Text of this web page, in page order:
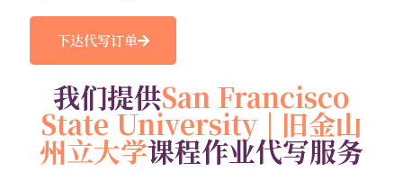
下达代写订单
我们提供San Francisco
State University | 旧金山
州立大学课程作业代写服务